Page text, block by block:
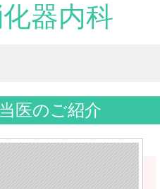
器内科
医のご紹介